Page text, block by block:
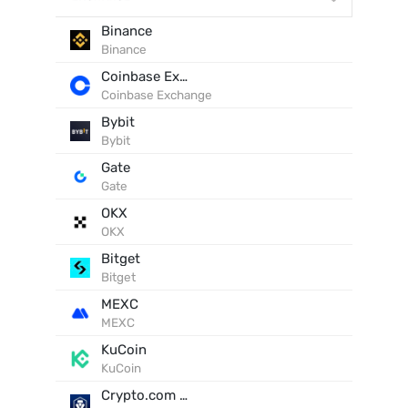
Binance
Binance
Coinbase Exchange
Coinbase Exchange
Bybit
Bybit
Gate
Gate
OKX
OKX
Bitget
Bitget
MEXC
MEXC
KuCoin
KuCoin
Crypto.com Exchange